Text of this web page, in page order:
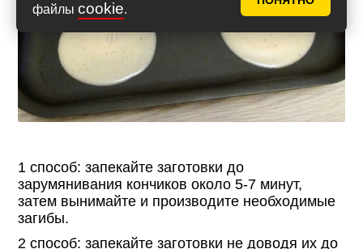
файлы cookie.
1 способ: запекайте заготовки до
зарумянивания кончиков около 5-7 минут,
затем вынимайте и производите необходимые
загибы.
2 способ: запекайте заготовки не доводя их до